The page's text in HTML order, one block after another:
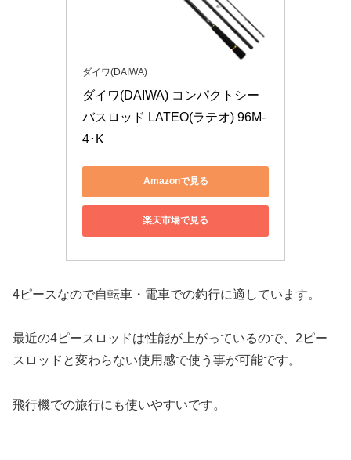
ダイワ(DAIWA)
ダイワ(DAIWA) コンパクトシー
バスロッド LATEO(ラテオ) 96M-
4･K
Amazonで見る
楽天市場で見る
4ピースなので自転車・電車での釣行に適しています。
最近の4ピースロッドは性能が上がっているので、2ピー
スロッドと変わらない使用感で使う事が可能です。
飛行機での旅行にも使いやすいです。